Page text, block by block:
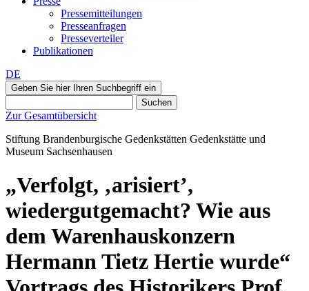
Pressemitteilungen
Presseanfragen
Presseverteiler
Publikationen
DE
Geben Sie hier Ihren Suchbegriff ein
Suchen
Zur Gesamtübersicht
Stiftung Brandenburgische Gedenkstätten Gedenkstätte und
Museum Sachsenhausen
„Verfolgt, ‚arisiert’,
wiedergutgemacht? Wie aus
dem Warenhauskonzern
Hermann Tietz Hertie wurde“